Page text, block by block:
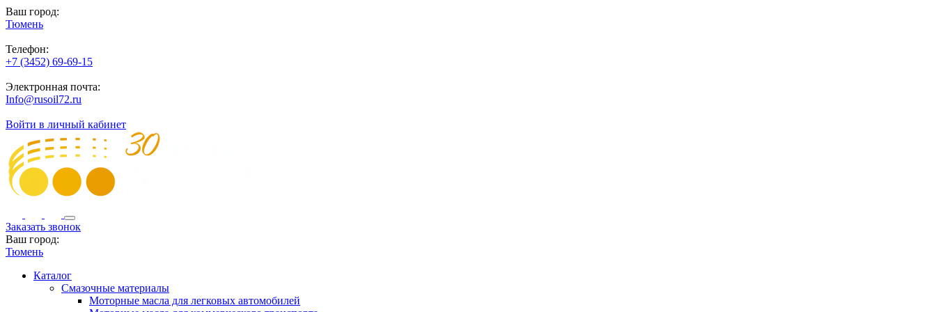
Ваш город:
Тюмень
Телефон:
+7 (3452) 69-69-15
Электронная почта:
Info@rusoil72.ru
Войти в личный кабинет
Заказать звонок
Ваш город:
Тюмень
Каталог
Смазочные материалы
Моторные масла для легковых автомобилей